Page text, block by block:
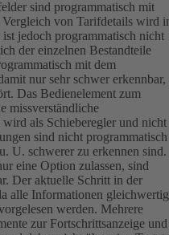
sind programmatisch mit
Vergleich von Tarifdetails wird
jedoch programmatisch nicht
der einzelnen Bestandteile
mit dem
nur sehr schwer erkennbar,
Das Bedienelement zum
missverständliche
als Schieberegler und nicht
sind nicht programmatisch
U. schwerer zu erkennen sind.
eine Option zulassen, sind
Der aktuelle Schritt in der
alle Informationen gleichwertig
werden. Mehrere
zur Fortschrittsanzeige und